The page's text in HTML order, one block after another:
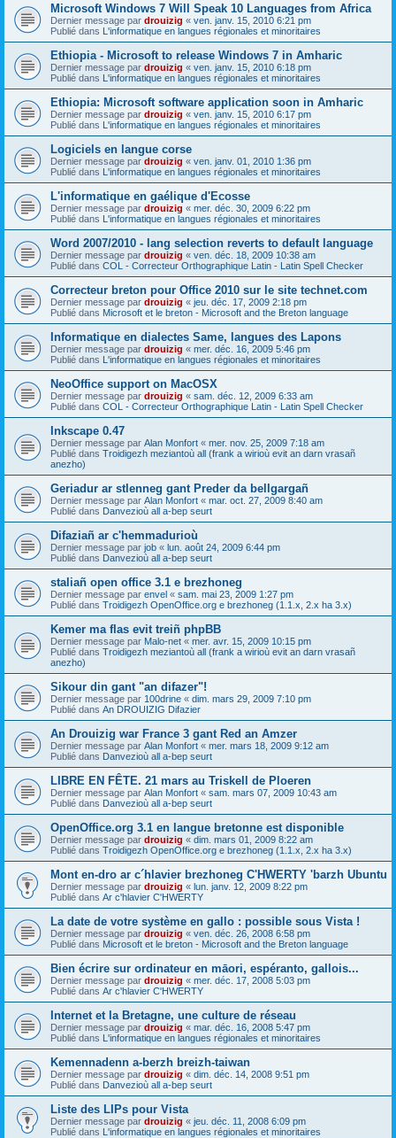
Microsoft Windows 7 Will Speak 10 Languages from Africa
Dernier message par drouizig « ven. janv. 15, 2010 6:21 pm
Publié dans L'informatique en langues régionales et minoritaires
Ethiopia - Microsoft to release Windows 7 in Amharic
Dernier message par drouizig « ven. janv. 15, 2010 6:18 pm
Publié dans L'informatique en langues régionales et minoritaires
Ethiopia: Microsoft software application soon in Amharic
Dernier message par drouizig « ven. janv. 15, 2010 6:17 pm
Publié dans L'informatique en langues régionales et minoritaires
Logiciels en langue corse
Dernier message par drouizig « ven. janv. 01, 2010 1:36 pm
Publié dans L'informatique en langues régionales et minoritaires
L'informatique en gaélique d'Ecosse
Dernier message par drouizig « mer. déc. 30, 2009 6:22 pm
Publié dans L'informatique en langues régionales et minoritaires
Word 2007/2010 - lang selection reverts to default language
Dernier message par drouizig « ven. déc. 18, 2009 10:38 am
Publié dans COL - Correcteur Orthographique Latin - Latin Spell Checker
Correcteur breton pour Office 2010 sur le site technet.com
Dernier message par drouizig « jeu. déc. 17, 2009 2:18 pm
Publié dans Microsoft et le breton - Microsoft and the Breton language
Informatique en dialectes Same, langues des Lapons
Dernier message par drouizig « mer. déc. 16, 2009 5:46 pm
Publié dans L'informatique en langues régionales et minoritaires
NeoOffice support on MacOSX
Dernier message par drouizig « sam. déc. 12, 2009 6:33 am
Publié dans COL - Correcteur Orthographique Latin - Latin Spell Checker
Inkscape 0.47
Dernier message par Alan Monfort « mer. nov. 25, 2009 7:18 am
Publié dans Troidigezh meziantoù all (frank a wirioù evit an darn vrasañ
anezho)
Geriadur ar stlenneg gant Preder da bellgargañ
Dernier message par Alan Monfort « mar. oct. 27, 2009 8:40 am
Publié dans Danvezioù all a-bep seurt
Difaziañ ar c'hemmadurioù
Dernier message par job « lun. août 24, 2009 6:44 pm
Publié dans Danvezioù all a-bep seurt
staliañ open office 3.1 e brezhoneg
Dernier message par envel « sam. mai 23, 2009 1:27 pm
Publié dans Troidigezh OpenOffice.org e brezhoneg (1.1.x, 2.x ha 3.x)
Kemer ma flas evit treiñ phpBB
Dernier message par Malo-net « mer. avr. 15, 2009 10:15 pm
Publié dans Troidigezh meziantoù all (frank a wirioù evit an darn vrasañ
anezho)
Sikour din gant "an difazer"!
Dernier message par 100drine « dim. mars 29, 2009 7:10 pm
Publié dans An DROUIZIG Difazier
An Drouizig war France 3 gant Red an Amzer
Dernier message par Alan Monfort « mer. mars 18, 2009 9:12 am
Publié dans Danvezioù all a-bep seurt
LIBRE EN FÊTE. 21 mars au Triskell de Ploeren
Dernier message par Alan Monfort « sam. mars 07, 2009 10:43 am
Publié dans Danvezioù all a-bep seurt
OpenOffice.org 3.1 en langue bretonne est disponible
Dernier message par drouizig « dim. mars 01, 2009 8:22 am
Publié dans Troidigezh OpenOffice.org e brezhoneg (1.1.x, 2.x ha 3.x)
Mont en-dro ar c´hlavier brezhoneg C'HWERTY 'barzh Ubuntu
Dernier message par drouizig « lun. janv. 12, 2009 8:22 pm
Publié dans Ar c'hlavier C'HWERTY
La date de votre système en gallo : possible sous Vista !
Dernier message par drouizig « ven. déc. 26, 2008 6:58 pm
Publié dans Microsoft et le breton - Microsoft and the Breton language
Bien écrire sur ordinateur en māori, espéranto, gallois...
Dernier message par drouizig « mer. déc. 17, 2008 5:03 pm
Publié dans Ar c'hlavier C'HWERTY
Internet et la Bretagne, une culture de réseau
Dernier message par drouizig « mar. déc. 16, 2008 5:47 pm
Publié dans L'informatique en langues régionales et minoritaires
Kemennadenn a-berzh breizh-taiwan
Dernier message par drouizig « dim. déc. 14, 2008 9:51 pm
Publié dans Danvezioù all a-bep seurt
Liste des LIPs pour Vista
Dernier message par drouizig « jeu. déc. 11, 2008 6:09 pm
Publié dans L'informatique en langues régionales et minoritaires